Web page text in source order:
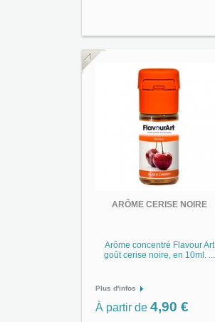
ARÔME CERISE NOIRE
Arôme concentré Flavour Art
goût cerise noire, en 10ml. ...
Plus d'infos
À partir de 4,90 €